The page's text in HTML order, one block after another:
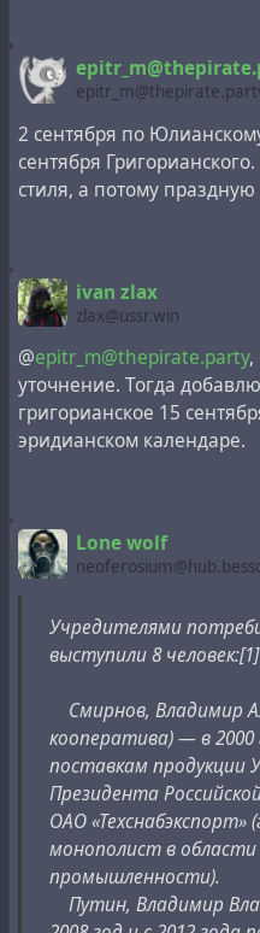
Сын Виктор —
вопросам
Ковальчук, Юрий
совладелец и
банка «Россия»,
медиагруппы»
государственного
Шамалов, Николай
банка «Россия»,
Петербурге компании
Medical Solutions,
производством
появились
предпринимателей
около Геленджика[3].
С 2003 года его
крупнейший в России
принадлежит
— вице-президент
поддержке бизнеса, по
данным[4], позднее
ссылкой на А. И.
Путина[6].
Мячин, Виктор
2 сентября по
сентября
стиля, а потому праздную
ivan zlax
zlax@ussr.win
@epitr_m@thepirate.party,
уточнение. Тогда
григорианское 15
эридианском календаре.
Lone wolf
Учредителями
выступили 8 человек:[1]
Смирнов, Владимир
кооператива) — в 2000
поставкам продукции
Президента
ОАО «Техснабэкспорт»
монополист в
промышленности).
Путин, Владимир